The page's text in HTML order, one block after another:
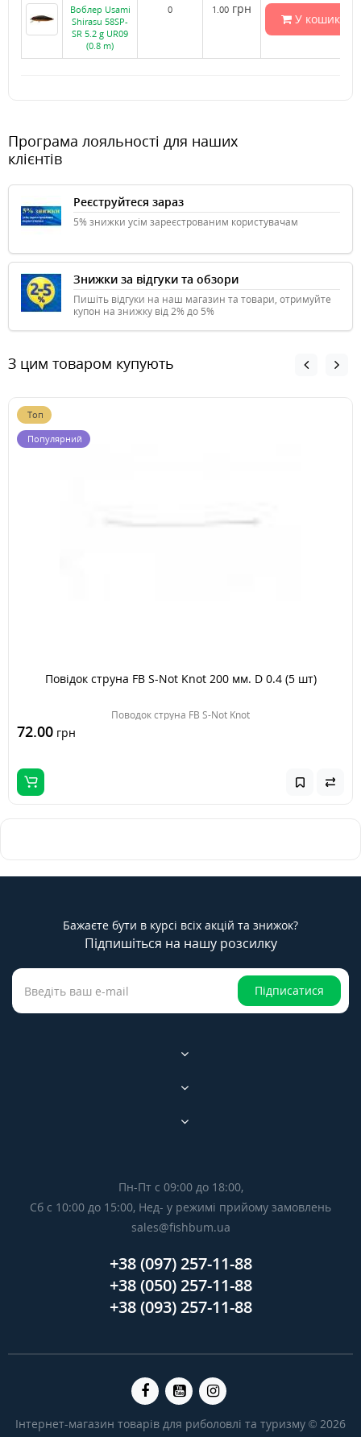
Воблер Usami
Shirasu 58SP-
SR 5.2 g UR09
(0.8 m)
0 1.00 грн
У кошик
Програма лояльності для наших
клієнтів
Реєструйтеся зараз
5% знижки усім зареєстрованим користувачам
Знижки за відгуки та обзори
Пишіть відгуки на наш магазин та товари, отримуйте
купон на знижку від 2% до 5%
З цим товаром купують
Топ
Популярний
Повідок струна FB S-Not Knot 200 мм. D 0.4 (5 шт)
Поводок струна FB S-Not Knot
72.00 грн
Бажаєте бути в курсі всіх акцій та знижок?
Підпишіться на нашу розсилку
Підписатися
Пн-Пт с 09:00 до 18:00,
Сб с 10:00 до 15:00, Нед- у режимі прийому замовлень
sales@fishbum.ua
+38 (097) 257-11-88
+38 (050) 257-11-88
+38 (093) 257-11-88
Інтернет-магазин товарів для риболовлі та туризму © 2026